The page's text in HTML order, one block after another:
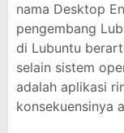
nama Desktop
pengembang
di Lubuntu
selain sistem
adalah aplikasi
konsekuensinya